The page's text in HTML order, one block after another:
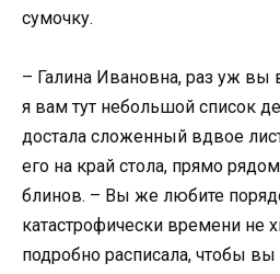
сумочку.
– Галина Ивановна, раз уж вы
я вам тут небольшой список
достала сложенный вдвое
его на край стола, прямо
блинов. – Вы же любите
катастрофически времени не
подробно расписала, чтобы вы